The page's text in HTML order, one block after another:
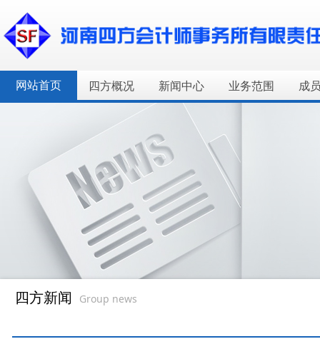
四方概况 新闻中心 业务范围 成
网站首页
四方新闻 Group news